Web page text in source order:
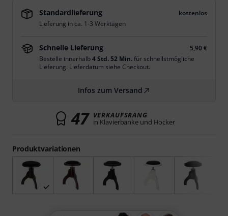
Produktvariationen
Standardlieferung
kostenlos
Lieferung in ca. 1-3 Werktagen
Schnelle Lieferung
5,90 €
Bestelle innerhalb4 Std. 52 Min.für schnellstmögliche
Lieferung. Lieferdatum siehe Checkout.
Infos zum Versand
47 VERKAUFSRANG
in Klavierbänke und Hocker